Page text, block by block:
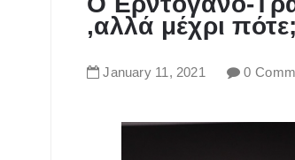
,αλλά μέχρι πότε;
January 11 , 2021 0